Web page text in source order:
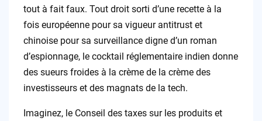
tout à fait faux. Tout droit sorti d’une recette à la
fois européenne pour sa vigueur antitrust et
chinoise pour sa surveillance digne d’un roman
d’espionnage, le cocktail réglementaire indien donne
des sueurs froides à la crème de la crème des
investisseurs et des magnats de la tech.
Imaginez, le Conseil des taxes sur les produits et